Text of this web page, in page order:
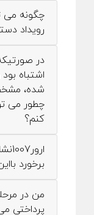
چگونه می
رویداد
در
اشتباه
شده،
چطور می
کنم؟
برخورد
من در
پرداختی